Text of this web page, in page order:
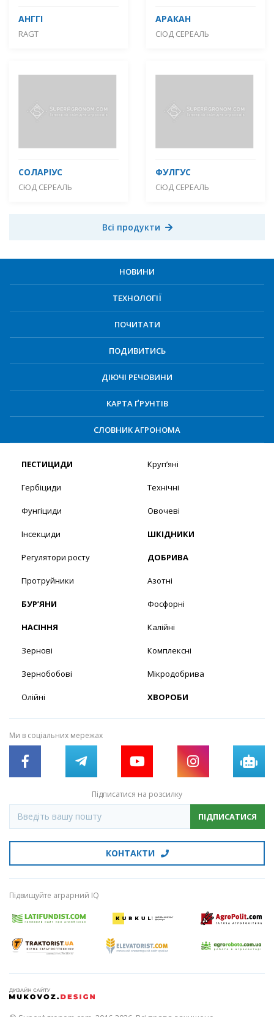
АНГГІ
RAGT
АРАКАН
СЮД СЕРЕАЛЬ
СОЛАРІУС
СЮД СЕРЕАЛЬ
ФУЛГУС
СЮД СЕРЕАЛЬ
Всі продукти
НОВИНИ
ТЕХНОЛОГІЇ
ПОЧИТАТИ
ПОДИВИТИСЬ
ДІЮЧІ РЕЧОВИНИ
КАРТА ҐРУНТІВ
СЛОВНИК АГРОНОМА
ПЕСТИЦИДИ
Гербіциди
Фунгіциди
Інсекциди
Регулятори росту
Протруйники
БУР’ЯНИ
НАСІННЯ
Зернові
Зернобобові
Олійні
Круп’яні
Технічні
Овочеві
ШКІДНИКИ
ДОБРИВА
Азотні
Фосфорні
Калійні
Комплексні
Мікродобрива
ХВОРОБИ
Ми в соціальних мережах
Підписатися на розсилку
ПІДПИСАТИСЯ
КОНТАКТИ
Підвищуйте аграрний IQ